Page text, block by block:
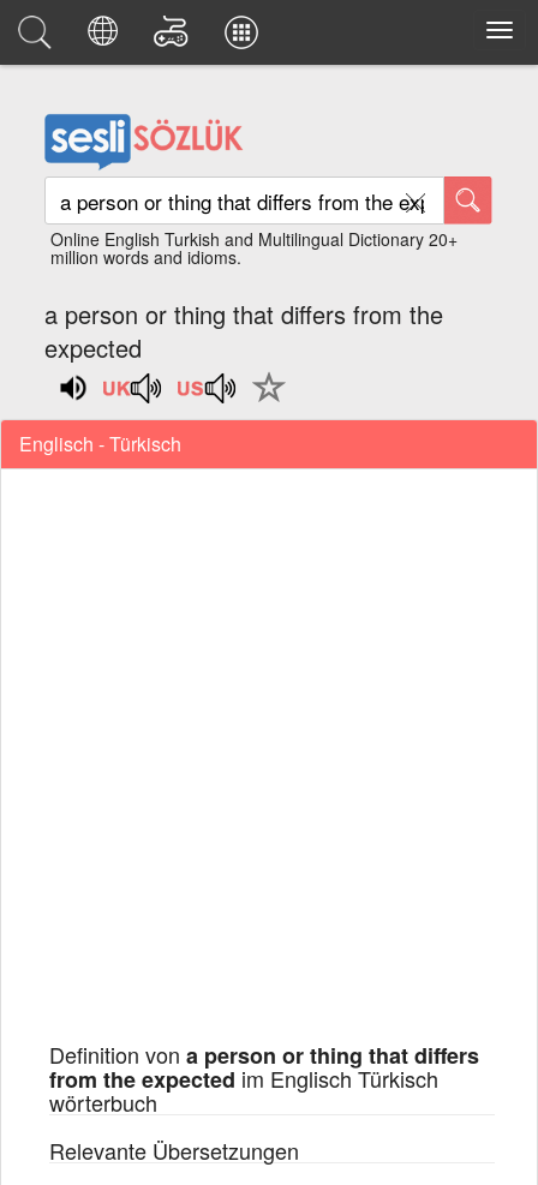
Online English Turkish and Multilingual Dictionary 20+
million words and idioms.
a person or thing that differs from the
expected
Englisch - Türkisch
Definition von a person or thing that differs
from the expected im Englisch Türkisch
wörterbuch
Relevante Übersetzungen